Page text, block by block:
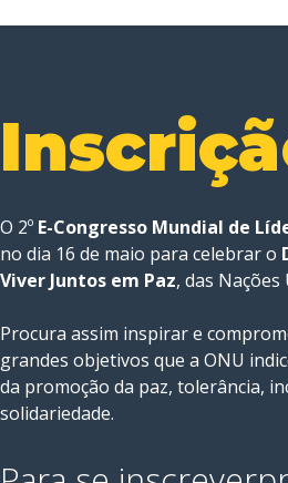
O 2º E-Congresso Mundial de
no dia 16 de maio para celebrar o
Viver Juntos em Paz, das Nações
Procura assim inspirar e
grandes objetivos que a ONU
da promoção da paz, tolerância,
solidariedade.